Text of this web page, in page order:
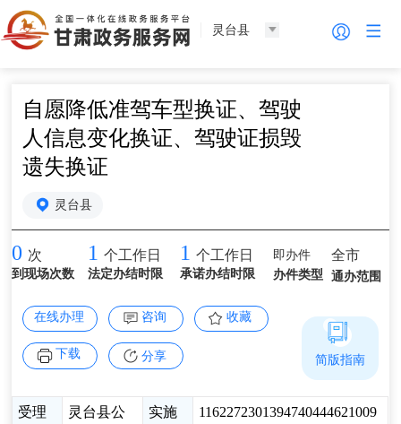
灵台县
自愿降低准驾车型换证、驾驶
人信息变化换证、驾驶证损毁
遗失换证
灵台县
0 次
到现场次数
1 个工作日
法定办结时限
1 个工作日
承诺办结时限
即办件
办件类型
全市
通办范围
在线办理 咨询 收藏
下载 分享
受理
灵台县公
实施
1162272301394740444621009
简版指南